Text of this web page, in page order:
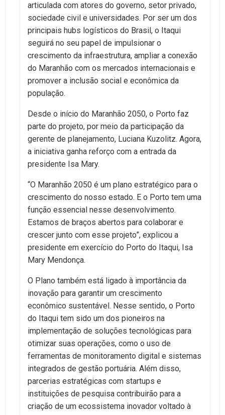
articulada com atores do governo, setor privado,
sociedade civil e universidades. Por ser um dos
principais hubs logísticos do Brasil, o Itaqui
seguirá no seu papel de impulsionar o
crescimento da infraestrutura, ampliar a conexão
do Maranhão com os mercados internacionais e
promover a inclusão social e econômica da
população.
Desde o início do Maranhão 2050, o Porto faz
parte do projeto, por meio da participação da
gerente de planejamento, Luciana Kuzolitz. Agora,
a iniciativa ganha reforço com a entrada da
presidente Isa Mary.
“O Maranhão 2050 é um plano estratégico para o
crescimento do nosso estado. E o Porto tem uma
função essencial nesse desenvolvimento.
Estamos de braços abertos para colaborar e
crescer junto com esse projeto”, explicou a
presidente em exercício do Porto do Itaqui, Isa
Mary Mendonça.
O Plano também está ligado à importância da
inovação para garantir um crescimento
econômico sustentável. Nesse sentido, o Porto
do Itaqui tem sido um dos pioneiros na
implementação de soluções tecnológicas para
otimizar suas operações, como o uso de
ferramentas de monitoramento digital e sistemas
integrados de gestão portuária. Além disso,
parcerias estratégicas com startups e
instituições de pesquisa contribuirão para a
criação de um ecossistema inovador voltado à